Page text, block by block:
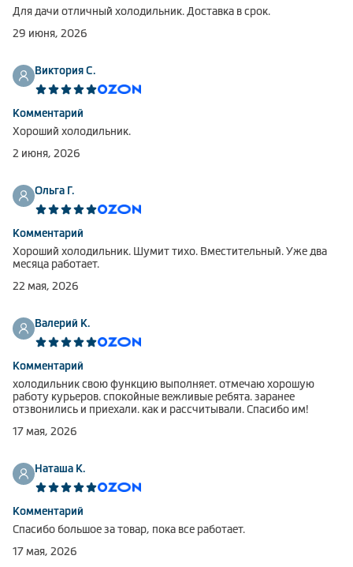
Малая бытовая техника
Сравнить
Для дачи отличный холодильник. Доставка в срок.
29 июня, 2026
Виктория С.
Комментарий
Хороший холодильник.
2 июня, 2026
Ольга Г.
Комментарий
Хороший холодильник. Шумит тихо. Вместительный. Уже два
месяца работает.
22 мая, 2026
Валерий К.
Комментарий
холодильник свою функцию выполняет. отмечаю хорошую
работу курьеров. спокойные вежливые ребята. заранее
отзвонились и приехали. как и рассчитывали. Спасибо им!
17 мая, 2026
Наташа К.
Комментарий
Спасибо большое за товар, пока все работает.
17 мая, 2026